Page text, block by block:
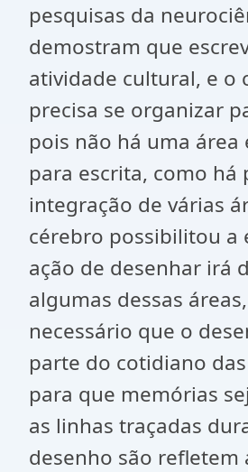
pesquisas da
demostram que
atividade cultural, e o
precisa se organizar
pois não há uma área
para escrita, como há
integração de várias
cérebro possibilitou a
ação de desenhar irá
algumas dessas
necessário que o
parte do cotidiano
para que memórias
as linhas traçadas
desenho são refletem